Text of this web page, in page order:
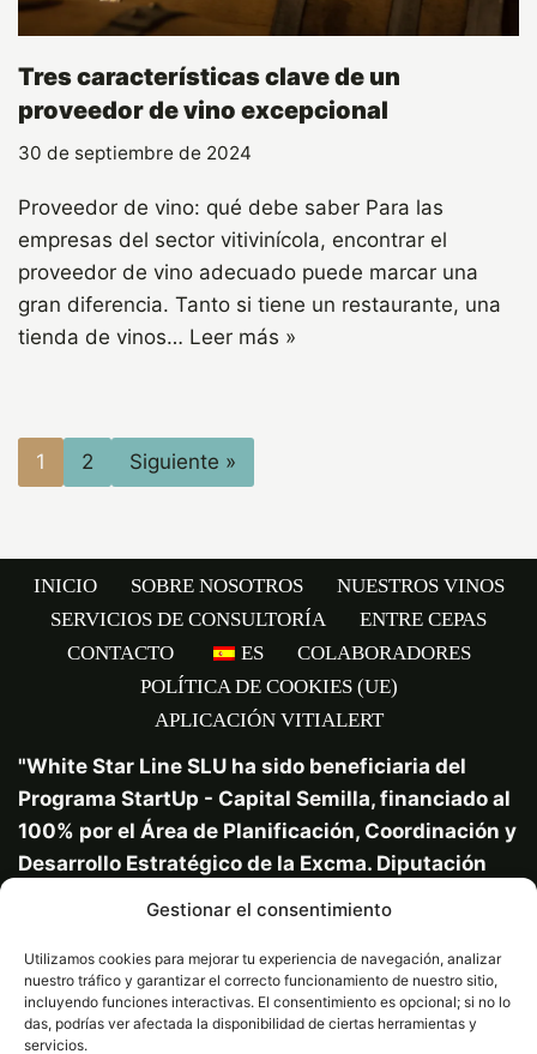
Gestionar el consentimiento
Utilizamos cookies para mejorar tu experiencia de navegación, analizar
nuestro tráfico y garantizar el correcto funcionamiento de nuestro sitio,
incluyendo funciones interactivas. El consentimiento es opcional; si no lo
das, podrías ver afectada la disponibilidad de ciertas herramientas y
servicios.
Tres características clave de un
proveedor de vino excepcional
30 de septiembre de 2024
Proveedor de vino: qué debe saber Para las
empresas del sector vitivinícola, encontrar el
proveedor de vino adecuado puede marcar una
gran diferencia. Tanto si tiene un restaurante, una
tienda de vinos… Leer más »
1 2 Siguiente »
INICIO SOBRE NOSOTROS
NUESTROS VINOS
SERVICIOS DE CONSULTORÍA
ENTRE CEPAS
CONTACTO
ES
COLABORADORES
POLÍTICA DE COOKIES (UE)
APLICACIÓN VITIALERT
"White Star Line SLU ha sido beneficiaria del
Programa StartUp - Capital Semilla, financiado al
100% por el Área de Planificación, Coordinación y
Desarrollo Estratégico de la Excma. Diputación
Provincial de Cádiz en el marco de DipuInnova+
de la Provincia de Cádiz, cuyo objetivo es
impulsar la innovación y la transformación digital
del tejido productivo de la provincia apoyando la